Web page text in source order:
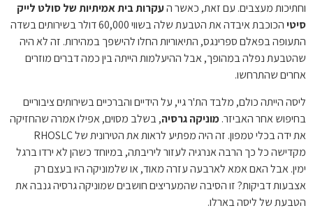
וחתיכות מעצבים. עם זאת, כאשר העקרות בית אמיתיות של סולט לייק
סיטי
הכוכבת איבדה את הטבעת שלה בשווי 60,000 דולר בשירותים בשדה
התעופה בפאלם ספרינגס, התיאוריות החלו להישפך במהירות. זה לא היה
שהטבעת נפלה במהופך, אבל ההיעלמות הייתה בין כמה דברים מוזרים
אחרים שהתרחשו.
ליסה הייתה כולם, מלבד הת'ר גיי, על הידיים והברכיים בשירותים ציבוריים
בחיפוש אחר האביזר.מוניקה גרסיה, בשלב מסוים, אפילו אמרה שהחזיקה
את ידה בכלי טמפון. זה היה מפתיע לראות את הטירונית של RHOSLC
מקדישה כל כך הרבה אנרגיה לעזור ליריבתה, במיוחד כשהן לא ירדו ברגל
ימין. אבל האם אמא לארבעה עזרה מאוד, או שלמוניקה היו בעצם רק
אצבעות דביקות? זו הסיבה שהמעריצים חושבים שמוניקה גרסיה גנבה את
הטבעת של ליסה בארלו.